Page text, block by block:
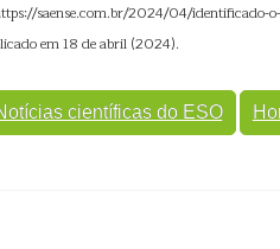
saense.com.br/2024/04/identificado-
em 18 de abril (2024).
científicas do ESO